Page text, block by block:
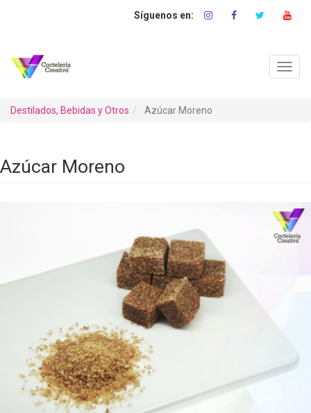
Destilados, Bebidas y Otros Azúcar Moreno
Azúcar Moreno